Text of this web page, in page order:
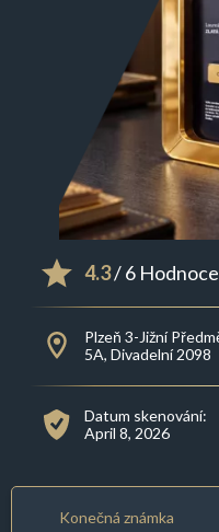
4.3/ 6
Plzeň 3-Jižní
5A, Divadelní 2098
Datum skenování:
April 8, 2026
Konečná známka